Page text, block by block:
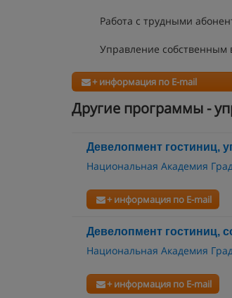
Работа с трудными
Управление собственным
+ информация по E-mail
Другие программы -
Девелопмент гостиниц,
Национальная Академия
+ информация по E-mail
Девелопмент гостиниц,
Национальная Академия
+ информация по E-mail